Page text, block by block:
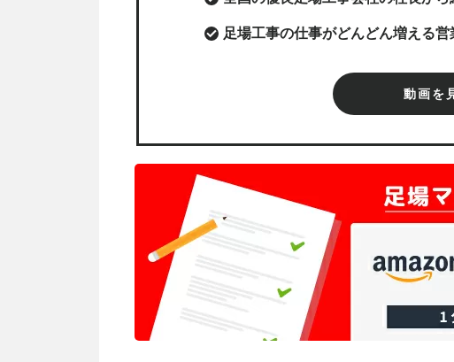
足場工事の仕事がどんどん増える営
動画を